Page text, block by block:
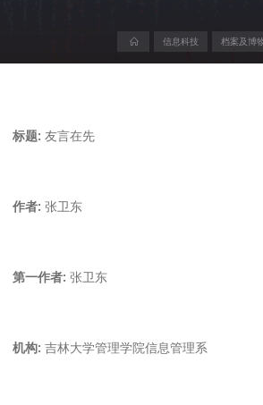
信息科技 档案及博
标题: 友言在先
作者: 张卫东
第一作者: 张卫东
机构: 吉林大学管理学院信息管理系